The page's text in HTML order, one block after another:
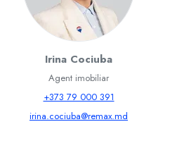
Irina Cociuba
Agent imobiliar
+373 79 000 391
irina.cociuba@remax.md